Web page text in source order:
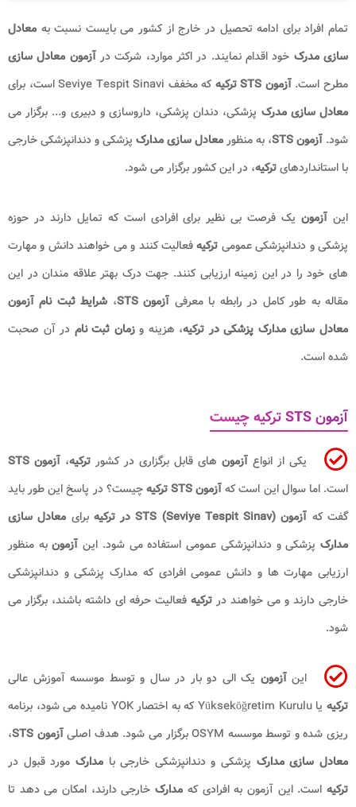
تمام افراد برای ادامه تحصیل در خارج از کشور می بایست نسبت به معادل
سازی مدرک خود اقدام نمایند. در اکثر موارد، شرکت درآزمون معادل سازی
مطرح است.آزمون STS ترکیه
که مخفف Seviye Tespit Sinavi است، برای
معادل سازی مدرک پزشکی، دندان پزشکی، داروسازی و دبیری و... برگزار می
شود. آزمون STS ، به منظورمعادل سازی مدارک پزشکی و دندانپزشکی خارجی
با استانداردهایترکیه، در این کشور برگزار می شود.
این آزمونیک فرصت بی نظیر برای افرادی است که تمایل دارند در حوزه
پزشکی و دندانپزشکی عمومی ترکیهفعالیت کنند و می خواهند دانش و مهارت
های خود را در این زمینه ارزیابی کنند. جهت درک بهتر علاقه مندان در این
مقاله به طور کامل در رابطه با معرفی آزمون STS ، شرایط ثبت نام آزمون
معادل سازی مدارک پزشکی در ترکیه، هزینه وزمان ثبت نام در آن صحبت
شده است.
آزمون STS ترکیه چیست
یکی از انواع آزمون های قابل برگزاری در کشور ترکیه، آزمون STS
است. اما سوال این است کهآزمون STS ترکیه
چیست؟ در پاسخ این طور باید
گفت که آزمون STS (Seviye Tespit Sinav) در ترکیه برای معادل سازی
مدارکپزشکی و دندانپزشکی عمومی استفاده می شود. این آزمونبه منظور
ارزیابی مهارت ها و دانش عمومی افرادی که مدارک پزشکی و دندانپزشکی
خارجی دارند و می خواهند در ترکیه فعالیت حرفه ای داشته باشند، برگزار می
شود.
این آزمون یک الی دو بار در سال و توسط موسسه آموزش عالی
ترکیه
یا Yükseköğretim Kurulu که به اختصار YOK نامیده می شود، برنامه
ریزی شده و توسط موسسه OSYM برگزار می شود. هدف اصلی
آزمون STS
،
معادل سازی مدارک پزشکی و دندانپزشکی خارجی با مدارک مورد قبول در
ترکیهاست. این آزمون به افرادی که مدارکخارجی دارند، امکان می دهد تا